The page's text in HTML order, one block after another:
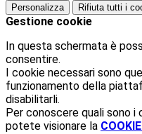
Personalizza Rifiuta tutti i
Gestione cookie
In questa schermata è
consentire.
I cookie necessari sono
funzionamento della
disabilitarli.
Per conoscere quali sono i
potete visionare la